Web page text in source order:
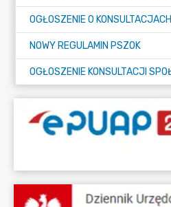
NOWY REGULAMIN PSZOK